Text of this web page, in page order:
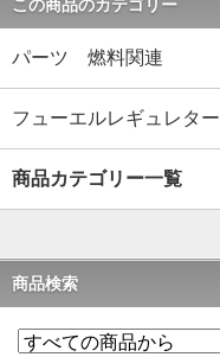
この商品のカテゴリー
パーツ 燃料関連
フューエルレギュレター
商品カテゴリー一覧
商品検索